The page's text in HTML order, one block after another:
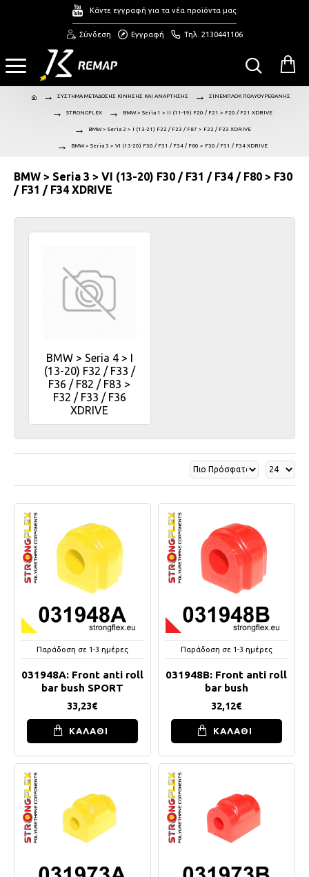
Κάντε εγγραφή για τα νέα προϊόντα μας
Σύνδεση Εγγραφή Τηλ. 2130441106
ΣΥΣΤΗΜΑ ΜΕΤΑΔΟΣΗΣ ΚΙΝΗΣΗΣ ΚΑΙ ΑΝΑΡΤΗΣΗΣ ΣΙΝΕΜΠΛΟΚ ΠΟΛΥΟΥΡΕΘΑΝΗΣ
STRONGFLEX BMW > Seria 1 > II (11-19) F20 / F21 > F20 / F21 XDRIVE
BMW > Seria 2 > I (13-21) F22 / F23 / F87 > F22 / F23 XDRIVE
BMW > Seria 3 > VI (13-20) F30 / F31 / F34 / F80 > F30 / F31 / F34 XDRIVE
BMW > Seria 3 > VI (13-20) F30 / F31 / F34 / F80 > F30
/ F31 / F34 XDRIVE
BMW > Seria 4 > I
(13-20) F32 / F33 /
F36 / F82 / F83 >
F32 / F33 / F36
XDRIVE
Παράδοση σε 1-3 ημέρες
031948A: Front anti roll
bar bush SPORT
33,23€
ΚΑΛΑΘΙ
Παράδοση σε 1-3 ημέρες
031948B: Front anti roll
bar bush
32,12€
ΚΑΛΑΘΙ